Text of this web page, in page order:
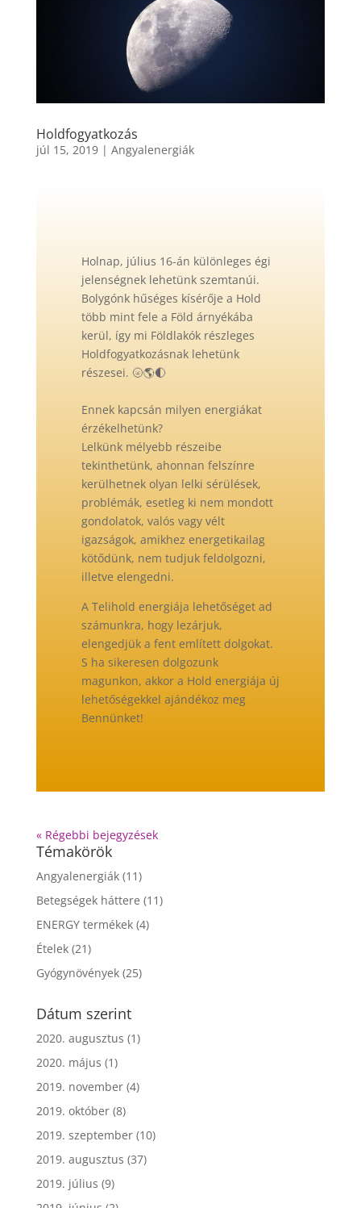
Holdfogyatkozás
júl 15, 2019| Angyalenergiák
Holnap, július 16-án különleges égi
jelenségnek lehetünk szemtanúi.
Bolygónk hűséges kísérője a Hold
több mint fele a Föld árnyékába
kerül, így mi Földlakók részleges
Holdfogyatkozásnak lehetünk
részesei. 🌝🌎🌓
Ennek kapcsán milyen energiákat
érzékelhetünk?
Lelkünk mélyebb részeibe
tekinthetünk, ahonnan felszínre
kerülhetnek olyan lelki sérülések,
problémák, esetleg ki nem mondott
gondolatok, valós vagy vélt
igazságok, amikhez energetikailag
kötődünk, nem tudjuk feldolgozni,
illetve elengedni.
A Telihold energiája lehetőséget ad
számunkra, hogy lezárjuk,
elengedjük a fent említett dolgokat.
S ha sikeresen dolgozunk
magunkon, akkor a Hold energiája új
lehetőségekkel ajándékoz meg
Bennünket!
« Régebbi bejegyzések
Témakörök
Angyalenergiák(11)
Betegségek háttere (11)
ENERGY termékek(4)
Ételek(21)
Gyógynövények(25)
Dátum szerint
2020. augusztus (1)
2020. május (1)
2019. november(4)
2019. október(8)
2019. szeptember(10)
2019. augusztus (37)
2019. július (9)